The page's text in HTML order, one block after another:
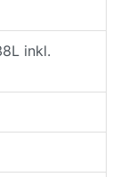
inkl.